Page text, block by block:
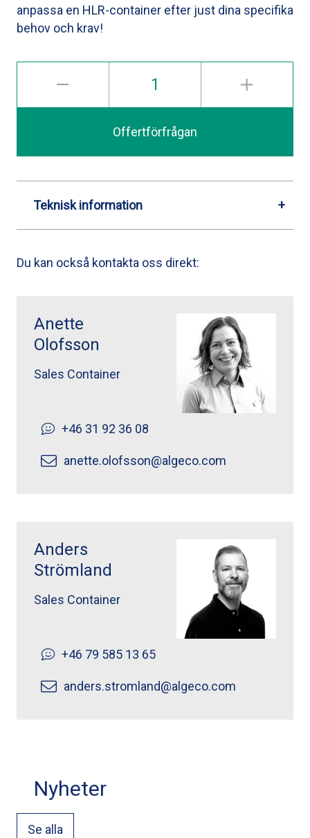
anpassa en HLR-container efter just dina specifika
behov och krav!
Offertförfrågan
Teknisk information
Du kan också kontakta oss direkt:
Anette
Olofsson
Sales Container
+46 31 92 36 08
anette.olofsson@algeco.com
Anders
Strömland
Sales Container
+46 79 585 13 65
anders.stromland@algeco.com
Nyheter
Se alla